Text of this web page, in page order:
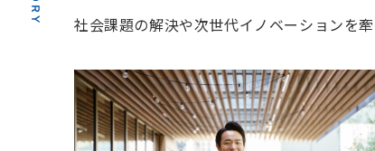
社会課題の解決や次世代イノベーションを